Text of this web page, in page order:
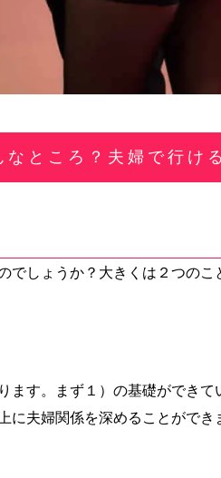
ところ？夫婦で行け
しょうか？大きくは２つのこ
ます。まず１）の基礎ができ
に夫婦関係を深めることがで